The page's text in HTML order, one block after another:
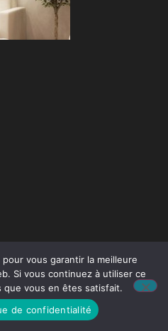
vous garantir la meilleure
Si vous continuez à utiliser ce
vous en êtes satisfait.
de confidentialité